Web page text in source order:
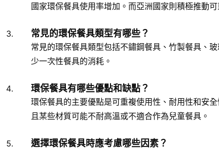
國家環保餐具使用率增加。而亞洲國家則積極推動
常見的環保餐具類型有哪些？
常見的環保餐具類型包括不鏽鋼餐具、竹製餐具、
少一次性餐具的消耗。
環保餐具有哪些優點和缺點？
環保餐具的主要優點是可重複使用性、耐用性和安
且某些材質可能不耐高溫或不適合作為兒童餐具。
選擇環保餐具時應考慮哪些因素？